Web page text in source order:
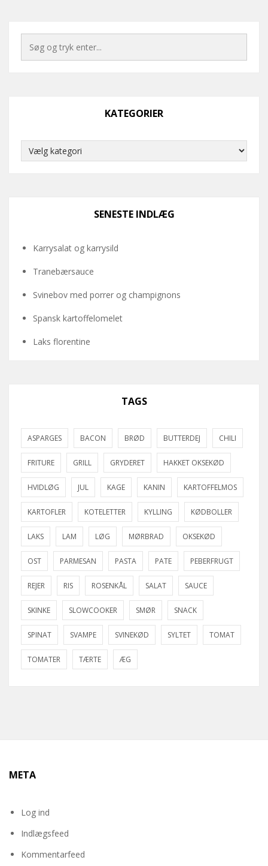
KATEGORIER
Kategorier
SENESTE INDLÆG
Karrysalat og karrysild
Tranebærsauce
Svinebov med porrer og champignons
Spansk kartoffelomelet
Laks florentine
TAGS
ASPARGES BACON BRØD BUTTERDEJ CHILI
FRITURE GRILL GRYDERET HAKKET OKSEKØD
HVIDLØG JUL KAGE KANIN KARTOFFELMOS
KARTOFLER KOTELETTER KYLLING KØDBOLLER
LAKS LAM LØG MØRBRAD OKSEKØD
OST PARMESAN PASTA PATE PEBERFRUGT
REJER RIS ROSENKÅL SALAT SAUCE
SKINKE SLOWCOOKER SMØR SNACK
SPINAT SVAMPE SVINEKØD SYLTET TOMAT
TOMATER TÆRTE ÆG
META
Log ind
Indlægsfeed
Kommentarfeed